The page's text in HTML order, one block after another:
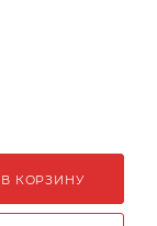
В КОРЗИНУ